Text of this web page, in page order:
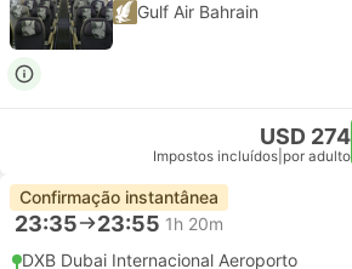
Gulf Air Bahrain
USD 274
Impostos incluídos por adulto
Confirmação instantânea
23:35 23:55 1h 20m
DXB Dubai Internacional Aeroporto